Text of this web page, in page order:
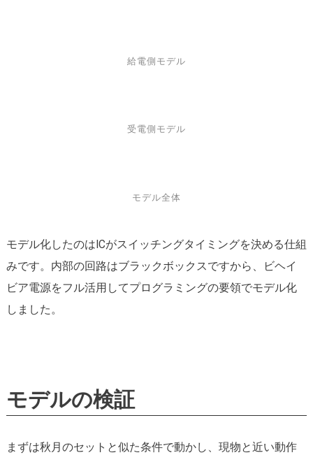
給電側モデル
受電側モデル
モデル全体
モデル化したのはICがスイッチングタイミングを決める仕組
みです。内部の回路はブラックボックスですから、ビヘイ
ビア電源をフル活用してプログラミングの要領でモデル化
しました。
モデルの検証
まずは秋月のセットと似た条件で動かし、現物と近い動作